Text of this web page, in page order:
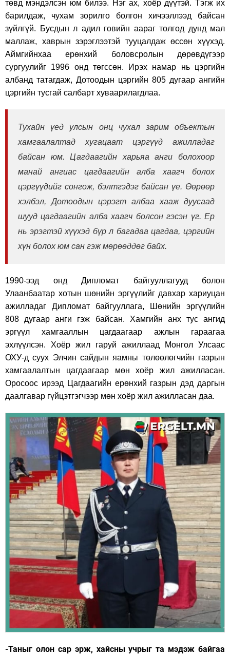
төвд мэндэлсэн юм билээ. Нэг ах, хоёр дүүтэй. Тэгж их
барилдаж, чухам зорилго болгон хичээллээд байсан
зүйлгүй. Бусдын л адил говийн аараг толгод дунд мал
маллаж, хаврын зэрэглээтэй тууцалдаж өссөн хүүхэд.
Аймгийнхаа ерөнхий боловсролын дөрөвдүгээр
сургуулийг 1996 онд төгссөн. Ирэх намар нь цэргийн
албанд татагдаж, Дотоодын цэргийн 805 дугаар ангийн
цэргийн тусгай салбарт хуваарилагдлаа.
Тухайн үед улсын онц чухал зарим объектын
хамгаалалтад хугацаат цэргүүд ажилладаг
байсан юм. Цагдаагийн харьяа анги болохоор
манай ангиас цагдаагийн алба хаагч болох
цэргүүдийг сонгож, бэлтгэдэг байсан үе. Өөрөөр
хэлбэл, Дотоодын цэрэгт албаа хааж дуусаад
шууд цагдаагийн алба хаагч болсон гэсэн үг. Ер
нь эрэгтэй хүүхэд бүр л багадаа цагдаа, цэргийн
хүн болох юм сан гэж мөрөөддөг байх.
1990-ээд онд Дипломат байгууллагууд болон
Улаанбаатар хотын шөнийн эргүүлийг давхар хариуцан
ажилладаг Дипломат байгууллага, Шөнийн эргүүлийн
808 дугаар анги гэж байсан. Хамгийн анх тус ангид
эргүүл хамгааллын цагдаагаар ажлын гараагаа
эхлүүлсэн. Хоёр жил гаруй ажиллаад Монгол Улсаас
ОХУ-д суух Элчин сайдын яамны төлөөлөгчийн газрын
хамгаалалтын цагдаагаар мөн хоёр жил ажилласан.
Оросоос ирээд Цагдаагийн ерөнхий газрын дэд даргын
даалгавар гүйцэтгэгчээр мөн хоёр жил ажилласан даа.
-Таныг олон сар эрж, хайсны учрыг та мэдэж байгаа